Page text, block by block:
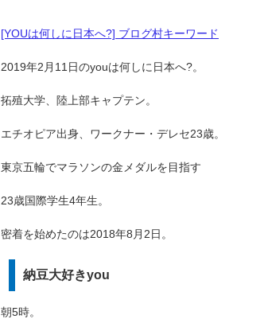
[YOUは何しに日本へ?] ブログ村キーワード
2019年2月11日のyouは何しに日本へ?。
拓殖大学、陸上部キャプテン。
エチオピア出身、ワークナー・デレセ23歳。
東京五輪でマラソンの金メダルを目指す
23歳国際学生4年生。
密着を始めたのは2018年8月2日。
納豆大好きyou
朝5時。